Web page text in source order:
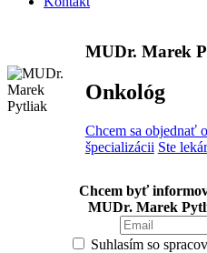
MUDr. Marek
Onkológ
Chcem sa objednať
špecializácii Ste
Chcem byť
MUDr. Marek
Suhlasím so